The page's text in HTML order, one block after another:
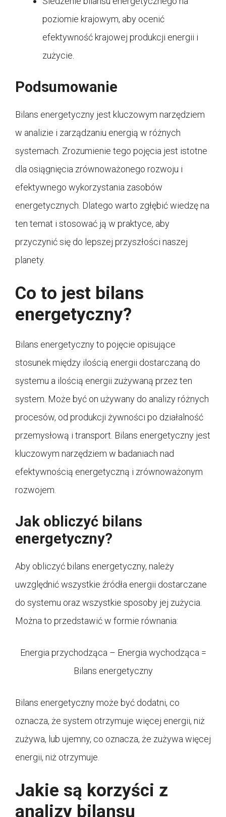
poziomie krajowym, aby ocenić
efektywność krajowej produkcji energii i
zużycie.
Podsumowanie
Bilans energetyczny jest kluczowym narzędziem
w analizie i zarządzaniu energią w różnych
systemach. Zrozumienie tego pojęcia jest istotne
dla osiągnięcia zrównoważonego rozwoju i
efektywnego wykorzystania zasobów
energetycznych. Dlatego warto zgłębić wiedzę na
ten temat i stosować ją w praktyce, aby
przyczynić się do lepszej przyszłości naszej
planety.
Co to jest bilans
energetyczny?
Bilans energetyczny to pojęcie opisujące
stosunek między ilością energii dostarczaną do
systemu a ilością energii zużywaną przez ten
system. Może być on używany do analizy różnych
procesów, od produkcji żywności po działalność
przemysłową i transport. Bilans energetyczny jest
kluczowym narzędziem w badaniach nad
efektywnością energetyczną i zrównoważonym
rozwojem.
Jak obliczyć bilans
energetyczny?
Aby obliczyć bilans energetyczny, należy
uwzględnić wszystkie źródła energii dostarczane
do systemu oraz wszystkie sposoby jej zużycia.
Można to przedstawić w formie równania:
Energia przychodząca – Energia wychodząca =
Bilans energetyczny
Bilans energetyczny może być dodatni, co
oznacza, że system otrzymuje więcej energii, niż
zużywa, lub ujemny, co oznacza, że zużywa więcej
energii, niż otrzymuje.
Jakie są korzyści z
analizy bilansu